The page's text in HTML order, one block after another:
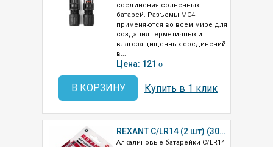
соединения солнечных
батарей. Разъемы МС4
применяются во всем мире для
создания герметичных и
влагозащищенных соединений
в...
Цена: 121 o
В КОРЗИНУ Купить в 1 клик
REXANT C/LR14 (2 шт) (30-1014)
Алкалиновые батарейки С/LR14